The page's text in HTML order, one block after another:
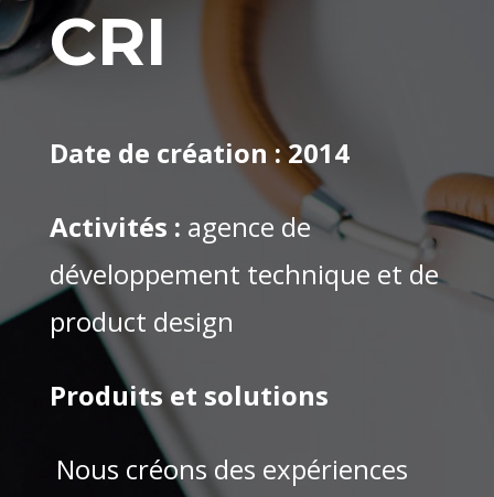
CRI
Date de création :2014
Activités : agence de
développement technique et de
product design
Produits et solutions
Nous créons des expériences